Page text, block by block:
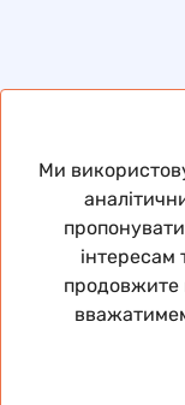
©
Пам’ятай: ти
Ми
інтересам
продовжите